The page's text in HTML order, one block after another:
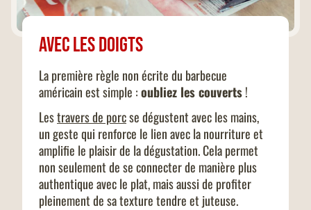
Avec les doigts
La première règle non écrite du barbecue
américain est simple :oubliez les couverts!
Lestravers de porcse dégustent avec les mains,
un geste qui renforce le lien avec la nourriture et
amplifie le plaisir de la dégustation. Cela permet
non seulement de se connecter de manière plus
authentique avec le plat, mais aussi de profiter
pleinement de sa texture tendre et juteuse.